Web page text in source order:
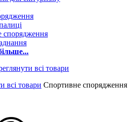
спорядження
всі товари Спортивне спорядження